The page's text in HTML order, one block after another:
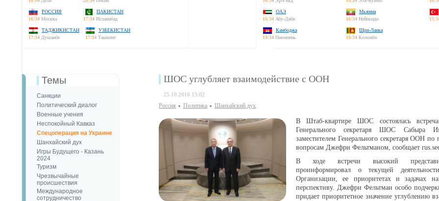
РОССИЯ
16:34 Москва
ПАКИСТАН
17:34 Исламабад
ТАДЖИКИСТАН
17:34 Душанбе
УЗБЕКИСТАН
17:34 Ташкент
ОАЭ
16:34 Абу-Даби
Мьянма
16:34 Нейпьидо
Камбоджа
19:34 Пномпень
Шри-Ланка
19:34 Коломбо
Темы
Санкции
Политический диалог
Военные учения
Неспокойный Кавказ
Спецоперация на Украине
Шанхайский дух
Игры Будущего - Казань
2024
Туризм
Чрезвычайные
происшествия
Международное
сотрудничество
ШОС углубляет взаимодействие с ООН
25.10.2016 15:02
Россия Политика Шанхайский дух
В Штаб-квартире ШОС состоялась встреча
Генерального секретаря ШОС Сабыра
заместителем Генерального секретаря ООН по
вопросам Джефри Фельтманом, сообщает
В ходе встречи высокий
проинформировал о текущей
Организации, ее приоритетах и задачах
перспективу. Джефри Фельтман особо
придает приоритетное значение углублению